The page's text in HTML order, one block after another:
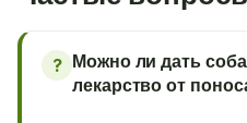
? Можно ли дать
лекарство от